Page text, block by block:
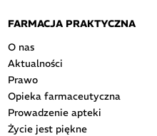
FARMACJA PRAKTYCZNA
O nas
Aktualności
Prawo
Opieka farmaceutyczna
Prowadzenie apteki
Życie jest piękne